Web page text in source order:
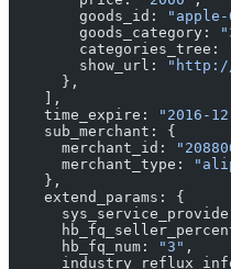
        goods_id:
"apple-
        goods_category:
        categories_tree:
        show_url:
"http://
      },
    ],
    time_expire:
"2016-
    sub_merchant: {
      merchant_id:
      merchant_type:
    },
    extend_params: {
      hb_fq_num:
"3" ,